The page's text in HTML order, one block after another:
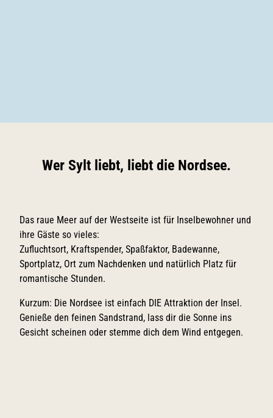
Wer Sylt liebt, liebt die Nordsee.
Das raue Meer auf der Westseite ist für Inselbewohner und
ihre Gäste so vieles:
Zufluchtsort, Kraftspender, Spaßfaktor, Badewanne,
Sportplatz, Ort zum Nachdenken und natürlich Platz für
romantische Stunden.
Kurzum: Die Nordsee ist einfach DIE Attraktion der Insel.
Genieße den feinen Sandstrand, lass dir die Sonne ins
Gesicht scheinen oder stemme dich dem Wind entgegen.